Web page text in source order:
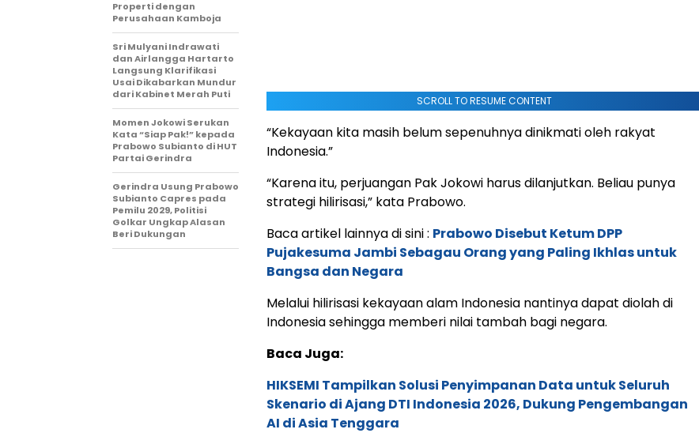
SCROLL TO RESUME CONTENT
“Kekayaan kita masih belum sepenuhnya dinikmati oleh rakyat
Indonesia.”
“Karena itu, perjuangan Pak Jokowi harus dilanjutkan. Beliau punya
strategi hilirisasi,” kata Prabowo.
Baca artikel lainnya di sini : Prabowo Disebut Ketum DPP
Pujakesuma Jambi Sebagau Orang yang Paling Ikhlas untuk
Bangsa dan Negara
Melalui hilirisasi kekayaan alam Indonesia nantinya dapat diolah di
Indonesia sehingga memberi nilai tambah bagi negara.
Baca Juga:
HIKSEMI Tampilkan Solusi Penyimpanan Data untuk Seluruh
Skenario di Ajang DTI Indonesia 2026, Dukung Pengembangan
AI di Asia Tenggara
Properti dengan
Perusahaan Kamboja
Sri Mulyani Indrawati
dan Airlangga Hartarto
Langsung Klarifikasi
Usai Dikabarkan Mundur
dari Kabinet Merah Puti
Momen Jokowi Serukan
Kata “Siap Pak!” kepada
Prabowo Subianto di HUT
Partai Gerindra
Gerindra Usung Prabowo
Subianto Capres pada
Pemilu 2029, Politisi
Golkar Ungkap Alasan
Beri Dukungan